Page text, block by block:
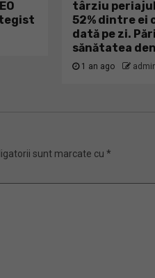
târziu
52% dintre ei
dată pe zi.
sănătatea
1 an ago
sunt marcate cu *